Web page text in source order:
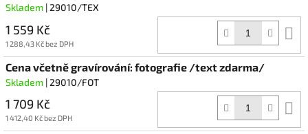
Skladem | 29010/TEX
1 559 Kč
1 288,43 Kč bez DPH
Cena včetně gravírování: fotografie /text zdarma/
Skladem | 29010/FOT
1 709 Kč
1 412,40 Kč bez DPH